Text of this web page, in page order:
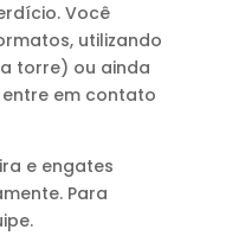
Você
utilizando
torre) ou ainda
em contato
e engates
Para